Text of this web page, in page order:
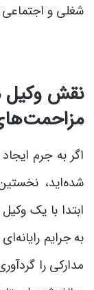
شغلی و اجتماعی
نقش وکیل
اگر به جرم
شده‌اید،
ابتدا با یک
به جرایم
مدارکی را